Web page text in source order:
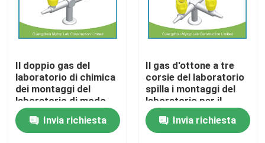
Prodotti
Mobilia del laboratorio dell'università
Mobilia del laboratorio dell'ospedale
Il doppio gas del
laboratorio di chimica
dei montaggi del
laboratorio di modo
spilla il materiale
dell'ottone della
valvola
Invia richiesta
Il gas d'ottone a tre
corsie del laboratorio
spilla i montaggi del
laboratorio per il
banco di laboratorio
chimicoInvia richiesta